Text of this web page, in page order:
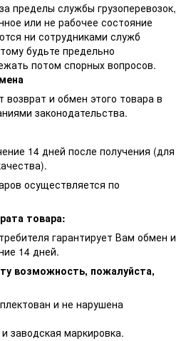
пределы службы грузоперевозок,
или не рабочее состояние
ни сотрудниками служб
будьте предельно
потом спорных вопросов.
и обмен этого товара в
законодательства.
14 дней после получения (для
осуществляется по
товара:
гарантирует Вам обмен и
14 дней.
возможность, пожалуйста,
и не нарушена
заводская маркировка.